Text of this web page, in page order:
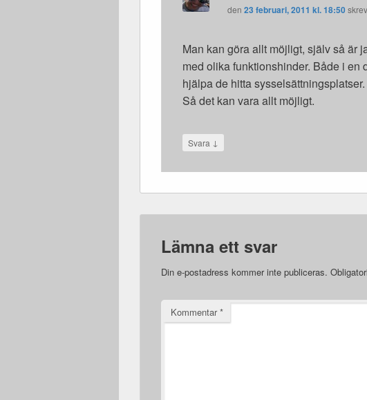
den23 februari, 2011 kl. 18:50
Man kan göra allt möjligt, själv så är
med olika funktionshinder. Både i en
hjälpa de hitta
Så det kan vara allt möjligt.
Svara ↓
Lämna ett svar
Din e-postadress kommer inte publiceras.
Kommentar*